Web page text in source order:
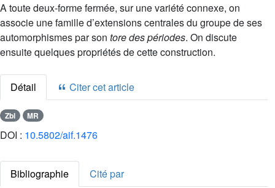
A toute deux-forme fermée, sur une variété connexe, on
associe une famille d’extensions centrales du groupe de ses
automorphismes par son tore des périodes. On discute
ensuite quelques propriétés de cette construction.
Détail Citer cet article
Zbl MR
DOI : 10.5802/aif.1476
Bibliographie
Cité par